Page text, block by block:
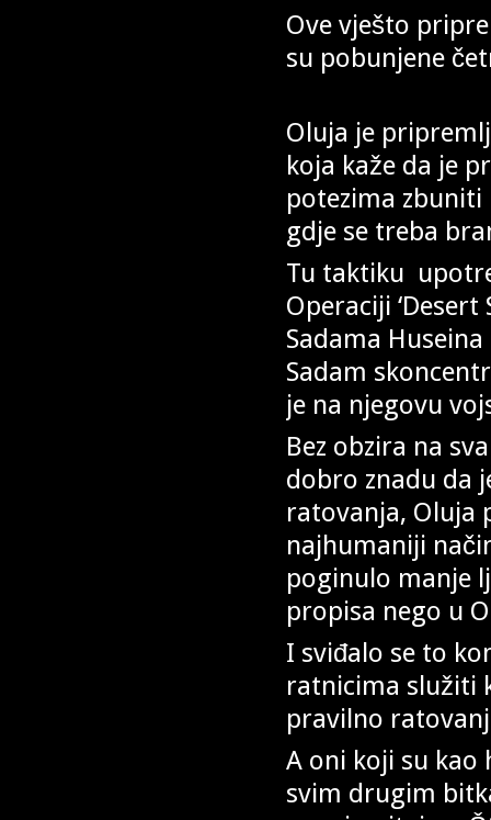
Ove vješto
su pobunjene
Oluja je
koja kaže da je
potezima
gdje se treba
Tu taktiku
Operaciji
Sadama
Sadam
je na njegovu
Bez obzira na
dobro znadu da
ratovanja, Oluja
najhumaniji
poginulo manje
propisa nego u
I sviđalo se to
ratnicima služiti
pravilno
A oni koji su
svim drugim